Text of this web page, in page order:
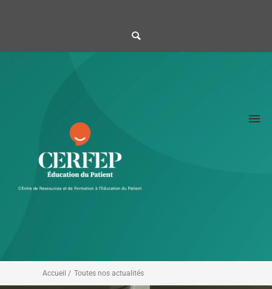
Accueil / Toutes nos actualités